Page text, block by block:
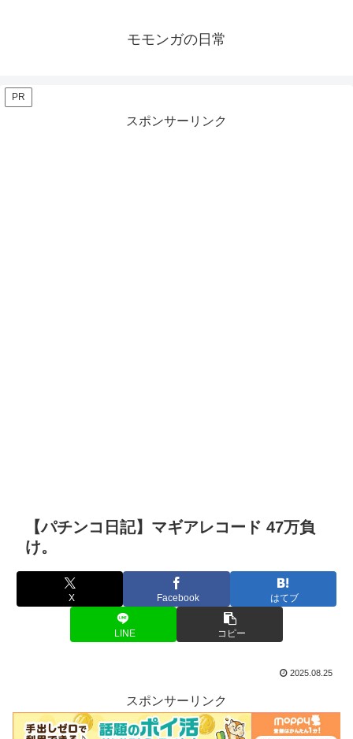
モモンガの日常
PR
スポンサーリンク
【パチンコ日記】マギアレコード 47万負
け。
X Facebook はてブ
LINE コピー
2025.08.25
スポンサーリンク